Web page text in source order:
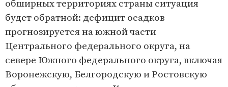
обширных территориях страны ситуация
будет обратной: дефицит осадков
прогнозируется на южной части
Центрального федерального округа, на
севере Южного федерального округа, включая
Воронежскую, Белгородскую и Ростовскую